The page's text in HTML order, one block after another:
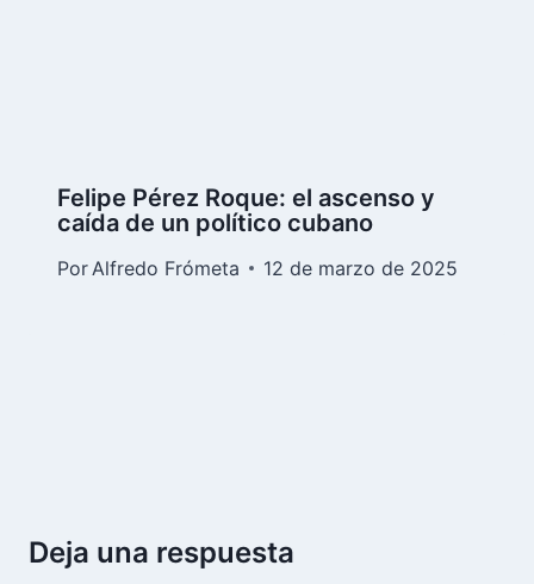
Felipe Pérez Roque: el ascenso y
caída de un político cubano
Por Alfredo Frómeta 12 de marzo de 2025
Deja una respuesta